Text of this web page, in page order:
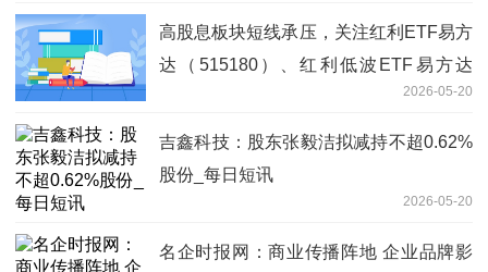
高股息板块短线承压，关注红利ETF易方
达（515180）、红利低波ETF易方达
（563020）等产品投资机会 焦点热议
2026-05-20
吉鑫科技：股东张毅洁拟减持不超0.62%
股份_每日短讯
2026-05-20
名企时报网：商业传播阵地 企业品牌影